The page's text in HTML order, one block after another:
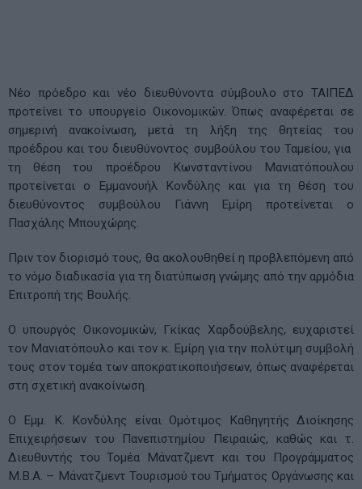
Νέο πρόεδρο και νέο διευθύνοντα σύμβουλο στο ΤΑΙΠΕΔ
προτείνει το υπουργείο Οικονομικών. Όπως αναφέρεται σε
σημερινή ανακοίνωση, μετά τη λήξη της θητείας του
προέδρου και του διευθύνοντος συμβούλου του Ταμείου, για
τη θέση του προέδρου Κωνσταντίνου Μανιατόπουλου
προτείνεται o Εμμανουήλ Κονδύλης και για τη θέση του
διευθύνοντος συμβούλου Γιάννη Εμίρη προτείνεται ο
Πασχάλης Μπουχώρης.
Πριν τον διορισμό τους, θα ακολουθηθεί η προβλεπόμενη από
το νόμο διαδικασία για τη διατύπωση γνώμης από την αρμόδια
Επιτροπή της Βουλής.
Ο υπουργός Οικονομικών, Γκίκας Χαρδούβελης, ευχαριστεί
τον Μανιατόπουλο και τον κ. Εμίρη για την πολύτιμη συμβολή
τους στον τομέα των αποκρατικοποιήσεων, όπως αναφέρεται
στη σχετική ανακοίνωση.
Ο Εμμ. Κ. Κονδύλης είναι Oμότιμος Καθηγητής Διοίκησης
Επιχειρήσεων του Πανεπιστημίου Πειραιώς, καθώς και τ.
Διευθυντής του Τομέα Μάνατζμεντ και του Προγράμματος
Μ.Β.Α. – Μάνατζμεντ Τουρισμού του Τμήματος Οργάνωσης και